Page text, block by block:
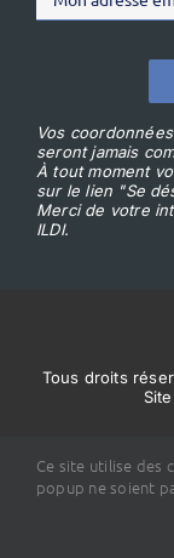
Vos
seront jamais
À tout moment
sur le lien "Se
Merci de votre
ILDI.
Tous droits
Ce site utilise des
popup ne soient